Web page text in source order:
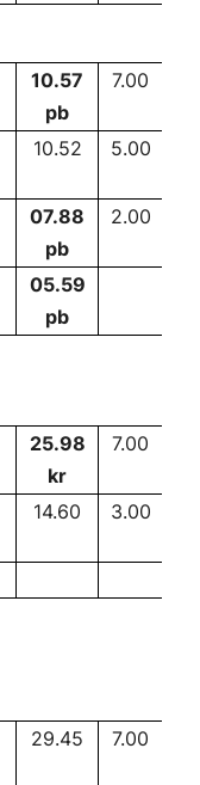
10.57
pb
7.00
10.52 5.00
07.88
pb
2.00
05.59
pb
25.98
kr
7.00
14.60 3.00
29.45 7.00